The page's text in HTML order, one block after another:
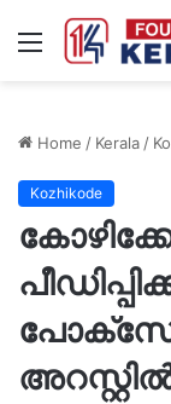
Menu
Home / Kerala/
Kozhikode